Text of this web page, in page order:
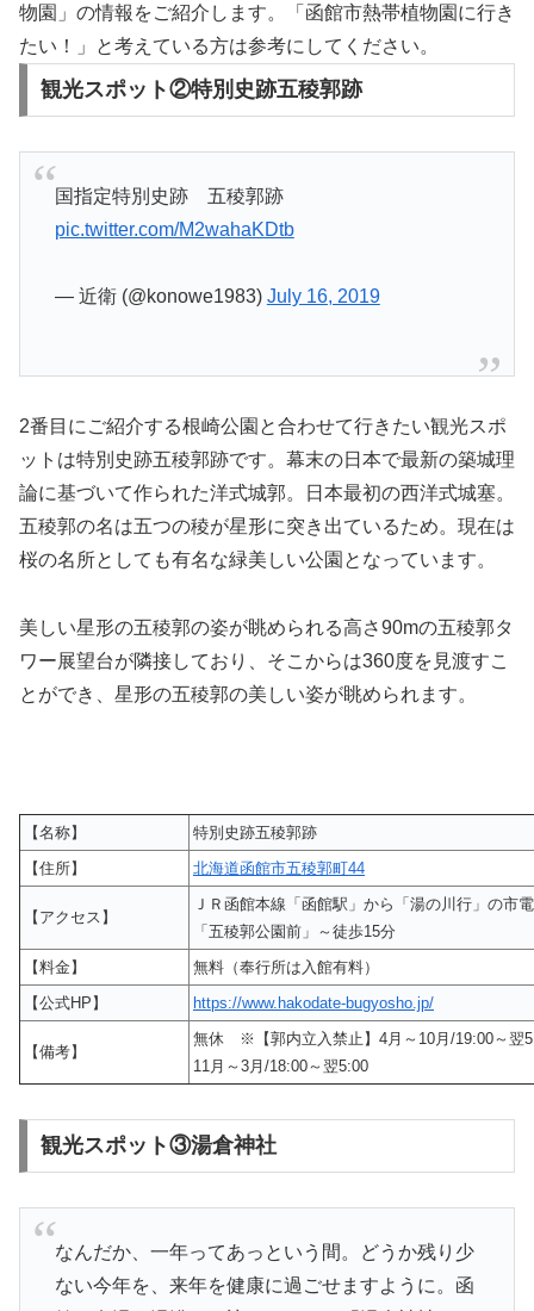
物園」の情報をご紹介します。「函館市熱帯植物園に行き
たい！」と考えている方は参考にしてください。
観光スポット②特別史跡五稜郭跡
国指定特別史跡 五稜郭跡
pic.twitter.com/M2wahaKDtb
— 近衛 (@konowe1983) July 16, 2019
2番目にご紹介する根崎公園と合わせて行きたい観光スポ
ットは特別史跡五稜郭跡です。幕末の日本で最新の築城理
論に基づいて作られた洋式城郭。日本最初の西洋式城塞。
五稜郭の名は五つの稜が星形に突き出ているため。現在は
桜の名所としても有名な緑美しい公園となっています。
美しい星形の五稜郭の姿が眺められる高さ90mの五稜郭タ
ワー展望台が隣接しており、そこからは360度を見渡すこ
とができ、星形の五稜郭の美しい姿が眺められます。
【名称】
特別史跡五稜郭跡
【住所】
北海道函館市五稜郭町44
【アクセス】
ＪＲ函館本線「函館駅」から「湯の川行」の市
「五稜郭公園前」～徒歩15分
【料金】
無料（奉行所は入館有料）
【公式HP】
https://www.hakodate-bugyosho.jp/
【備考】
無休 ※【郭内立入禁止】4月～10月/19:00～翌
11月～3月/18:00～翌5:00
観光スポット③湯倉神社
なんだか、一年ってあっという間。どうか残り少
ない今年を、来年を健康に過ごせますように。函